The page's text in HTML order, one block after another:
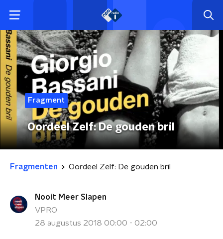
Fragment
Oordeel Zelf: De gouden bril
Fragmenten Oordeel Zelf: De gouden bril
Nooit Meer Slapen
VPRO
28 augustus 2018 00:00 - 02:00